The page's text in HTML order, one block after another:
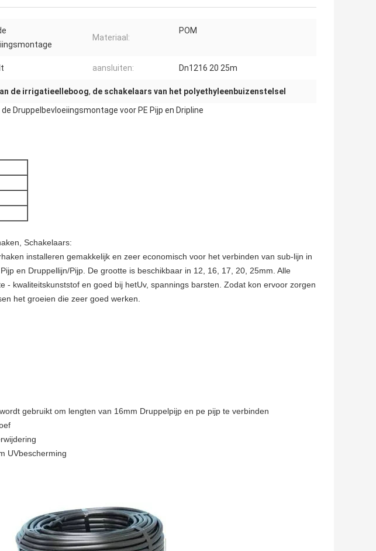
Materiaal:
POM
aansluiten: Dn1216 20 25m
de irrigatieelleboog, de schakelaars van het polyethyleenbuizenstelsel
Druppelbevloeiingsmontage voor PE Pijp en Dripline
Schakelaars:
installeren gemakkelijk en zeer economisch voor het verbinden van sub-lijn in
en Druppellijn/Pijp. De grootte is beschikbaar in 12, 16, 17, 20, 25mm. Alle
- kwaliteitskunststof en goed bij hetUv, spannings barsten. Zodat kon ervoor zorgen
het groeien die zeer goed werken.
gebruikt om lengten van 16mm Druppelpijp en pe pijp te verbinden
UVbescherming